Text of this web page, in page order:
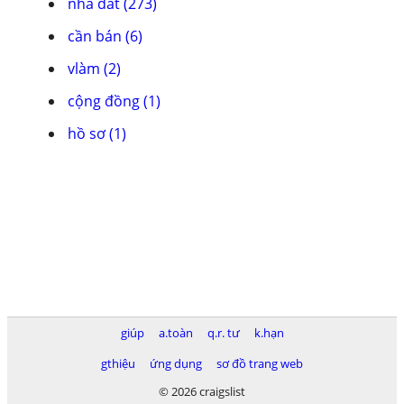
cần bán (6)
vlàm (2)
cộng đồng (1)
hồ sơ (1)
giúp a.toàn q.r. tư
k.hạn
gthiệu
ứng dụng
sơ đồ trang web
© 2026 craigslist